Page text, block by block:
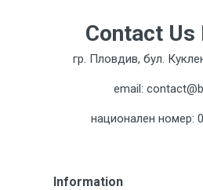
Contact Us
гр. Пловдив, бул.
email:
национален номер:
Information